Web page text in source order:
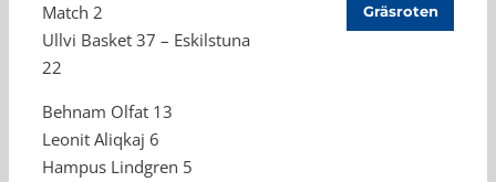
Match 2
Ullvi Basket 37 – Eskilstuna
22
Behnam Olfat 13
Leonit Aliqkaj 6
Hampus Lindgren 5
Gräsroten